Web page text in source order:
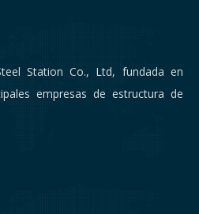
Station Co., Ltd, fundada en
empresas de estructura de